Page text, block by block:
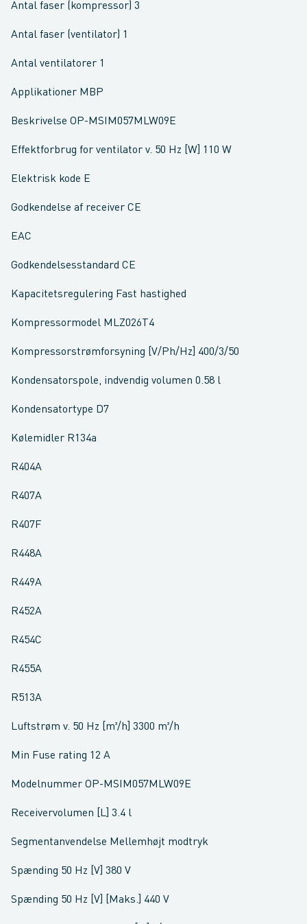
Antal faser (kompressor) 3
Antal faser (ventilator) 1
Antal ventilatorer 1
Applikationer MBP
Beskrivelse OP-MSIM057MLW09E
Effektforbrug for ventilator v. 50 Hz [W] 110 W
Elektrisk kode E
Godkendelse af receiver CE
EAC
Godkendelsesstandard CE
Kapacitetsregulering Fast hastighed
Kompressormodel MLZ026T4
Kompressorstrømforsyning [V/Ph/Hz] 400/3/50
Kondensatorspole, indvendig volumen 0.58 l
Kondensatortype D7
Kølemidler R134a
R404A
R407A
R407F
R448A
R449A
R452A
R454C
R455A
R513A
Luftstrøm v. 50 Hz [m³/h] 3300 m³/h
Min Fuse rating 12 A
Modelnummer OP-MSIM057MLW09E
Receivervolumen [L] 3.4 l
Segmentanvendelse Mellemhøjt modtryk
Spænding 50 Hz [V] 380 V
Spænding 50 Hz [V] [Maks.] 440 V